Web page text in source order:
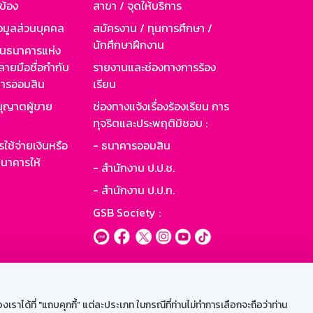
ได้ที่ "แถบคุกกี้” แต่ละประเภท ในกรณีที่ท่านไม่ทำการเลือกจะถือว่าท่าน
อง
มูลส่วนบุคคล
นาคารแห่ง
ายมือชื่อกำกับ
รออมสิน
ญาตผู้ขาย
ช้จ่ายเงินหรือ
คารให้
สาขา / จุดให้บริการ
สมัครงาน / ทุนการศึกษา /
นักศึกษาฝึกงาน
รายงานและช่องทางการร้อง
เรียน
ช่องทางแจ้งเรื่องร้องเรียน การ
ทุจริตและประพฤติมิชอบ :
- ธนาคารออมสิน
- สำนักงาน ป.ป.ช.
- สำนักงาน ป.ป.ท.
GSB Society :